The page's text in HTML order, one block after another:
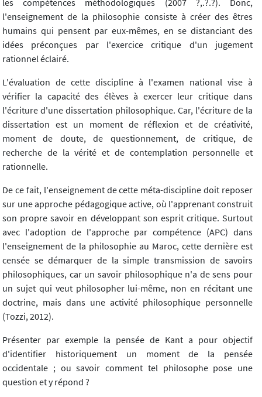
les compétences méthodologiques (2007 ?,.?.?). Donc,
l'enseignement de la philosophie consiste à créer des êtres
humains qui pensent par eux-mêmes, en se distanciant des
idées préconçues par l'exercice critique d'un jugement
rationnel éclairé.
L'évaluation de cette discipline à l'examen national vise à
vérifier la capacité des élèves à exercer leur critique dans
l'écriture d'une dissertation philosophique. Car, l'écriture de la
dissertation est un moment de réflexion et de créativité,
moment de doute, de questionnement, de critique, de
recherche de la vérité et de contemplation personnelle et
rationnelle.
De ce fait, l'enseignement de cette méta-discipline doit reposer
sur une approche pédagogique active, où l'apprenant construit
son propre savoir en développant son esprit critique. Surtout
avec l'adoption de l'approche par compétence (APC) dans
l'enseignement de la philosophie au Maroc, cette dernière est
censée se démarquer de la simple transmission de savoirs
philosophiques, car un savoir philosophique n'a de sens pour
un sujet qui veut philosopher lui-même, non en récitant une
doctrine, mais dans une activité philosophique personnelle
(Tozzi, 2012).
Présenter par exemple la pensée de Kant a pour objectif
d'identifier historiquement un moment de la pensée
occidentale ; ou savoir comment tel philosophe pose une
question et y répond ?